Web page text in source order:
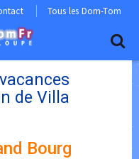
Tous les Dom-Tom
de Villa
Bourg